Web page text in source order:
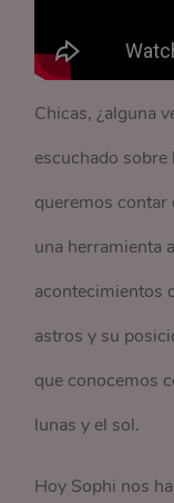
Chicas, ¿alguna
escuchado sobre
queremos
una herramienta
acontecimientos
astros y su
que conocemos
lunas y el sol.
Hoy Sophi nos